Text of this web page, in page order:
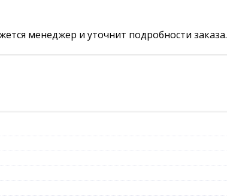
менеджер и уточнит подробности заказа.